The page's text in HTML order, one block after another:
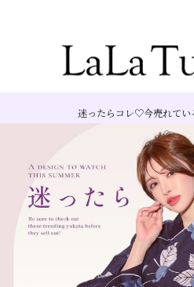
迷ったらコレ♡今売れてい